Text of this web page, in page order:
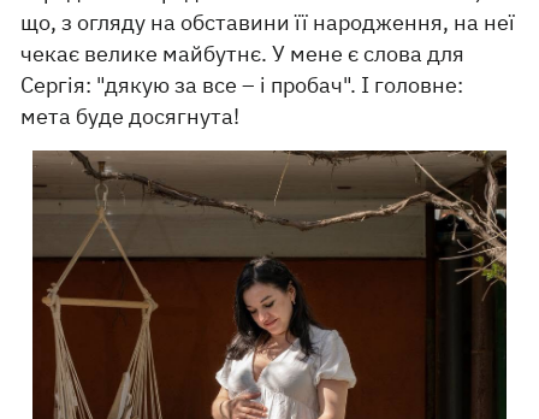
що, з огляду на обставини її народження, на неї
чекає велике майбутнє. У мене є слова для
Сергія: "дякую за все – і пробач". І головне:
мета буде досягнута!